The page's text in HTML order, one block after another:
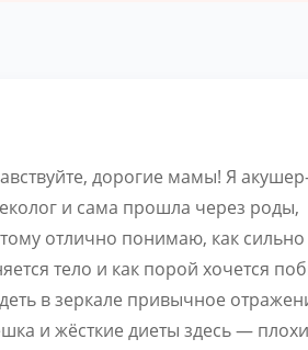
дорогие мамы! Я
и сама прошла через роды,
отлично понимаю, как сильно
тело и как порой хочется
в зеркале привычное
и жёсткие диеты здесь —